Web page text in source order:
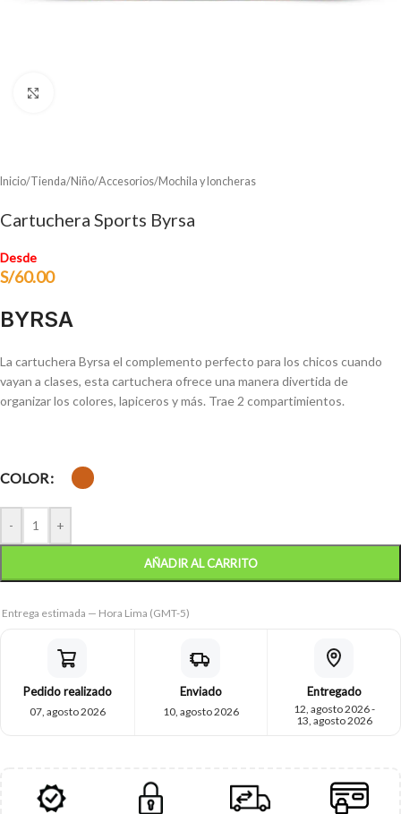
Inicio/Tienda/Niño/Accesorios/Mochila y loncheras
Cartuchera Sports Byrsa
Desde
S/60.00
BYRSA
La cartuchera Byrsa el complemento perfecto para los chicos cuando
vayan a clases, esta cartuchera ofrece una manera divertida de
organizar los colores, lapiceros y más. Trae 2 compartimientos.
COLOR
- +
AÑADIR AL CARRITO
Entrega estimada — Hora Lima (GMT-5)
Pedido realizado
07, agosto 2026
Enviado
10, agosto 2026
Entregado
12, agosto 2026 -
13, agosto 2026